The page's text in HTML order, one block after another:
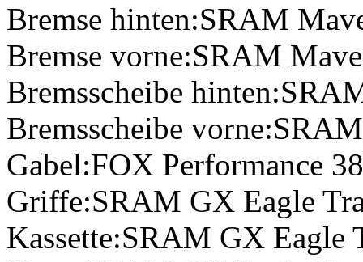
Bremse hinten:SRAM
Bremse vorne:SRAM
Bremsscheibe hinten:
Bremsscheibe vorne:
Gabel:FOX Performance
Griffe:SRAM GX Eagle
Kassette:SRAM GX Eagle